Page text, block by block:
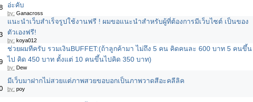
อ่ะคับ
by: Ganacross
แนะนำเว็บสำเร็จรูปใช้งานฟรี ! ผมขอแนะนำสำหรับผู้ที่ต้องการมีเว็บไซต์ เป็นของ
ตัวเองฟรี!
by: koya012
ช่วยผมทีครับ รวมเงินBUFFET:(ถ้าลูกค้ามา ไม่ถึง 5 คน คิดคนละ 600 บาท 5 คนขึ้น
ไป คิด 450 บาท ตั้งแต่ 10 คนขึ้นไปคิด 350 บาท)
by: Dew
มีเว็บมาฝากไม่สวยแต่ภาพสวยขอบอกเป็นภาพวาดสีอะคลีลิค
by: poy